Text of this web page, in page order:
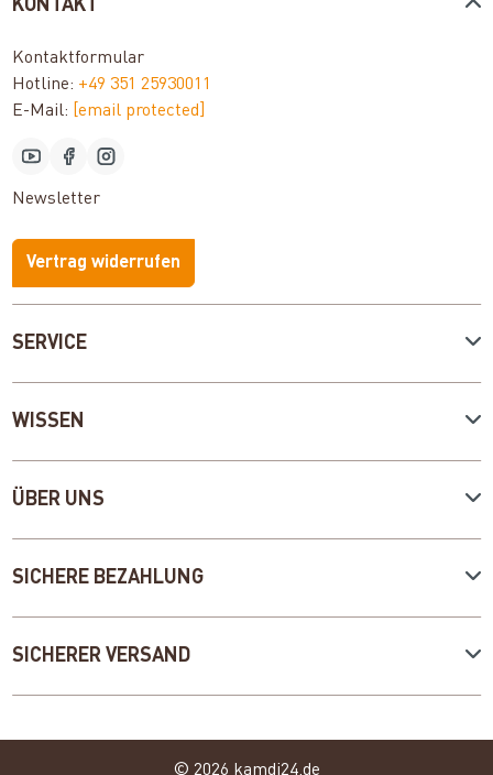
SERVICE
WISSEN
ÜBER UNS
KONTAKT
Kontaktformular
Hotline: +49 351 25930011
E-Mail: [email protected]
Newsletter
Vertrag widerrufen
SICHERE BEZAHLUNG
SICHERER VERSAND
© 2026 kamdi24.de